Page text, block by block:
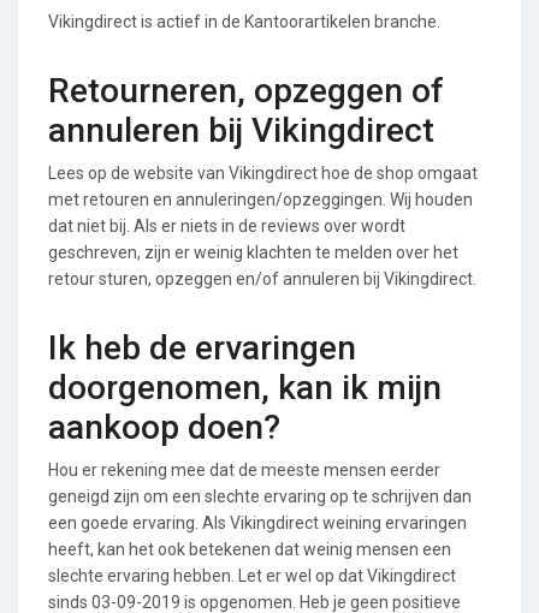
Vikingdirect is actief in de Kantoorartikelen branche.
Retourneren, opzeggen of
annuleren bij Vikingdirect
Lees op de website van Vikingdirect hoe de shop omgaat
met retouren en annuleringen/opzeggingen. Wij houden
dat niet bij. Als er niets in de reviews over wordt
geschreven, zijn er weinig klachten te melden over het
retour sturen, opzeggen en/of annuleren bij Vikingdirect.
Ik heb de ervaringen
doorgenomen, kan ik mijn
aankoop doen?
Hou er rekening mee dat de meeste mensen eerder
geneigd zijn om een slechte ervaring op te schrijven dan
een goede ervaring. Als Vikingdirect weining ervaringen
heeft, kan het ook betekenen dat weinig mensen een
slechte ervaring hebben. Let er wel op dat Vikingdirect
sinds 03-09-2019 is opgenomen. Heb je geen positieve